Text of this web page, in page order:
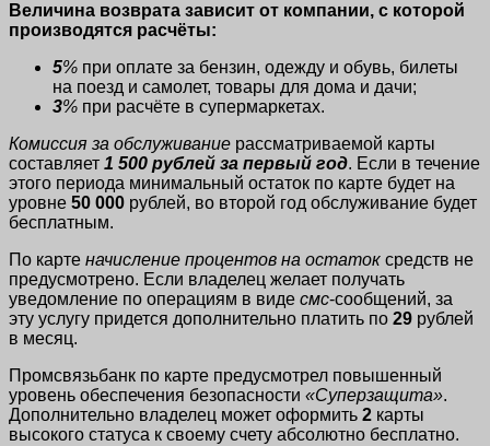
Величина возврата зависит от компании, с которой
производятся расчёты:
5% при оплате за бензин, одежду и обувь, билеты
на поезд и самолет, товары для дома и дачи;
3% при расчёте в супермаркетах.
Комиссия за обслуживание рассматриваемой карты
составляет 1 500 рублей за первый год. Если в течение
этого периода минимальный остаток по карте будет на
уровне 50 000 рублей, во второй год обслуживание будет
бесплатным.
По карте начисление процентов на остаток средств не
предусмотрено. Если владелец желает получать
уведомление по операциям в виде смс-сообщений, за
эту услугу придется дополнительно платить по 29 рублей
в месяц.
Промсвязьбанк по карте предусмотрел повышенный
уровень обеспечения безопасности «Суперзащита».
Дополнительно владелец может оформить 2 карты
высокого статуса к своему счету абсолютно бесплатно.